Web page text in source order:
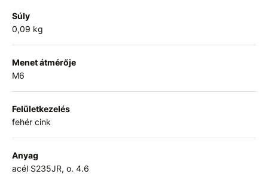
Súly
0,09 kg
Menet átmérője
M6
Felületkezelés
fehér cink
Anyag
acél S235JR, o. 4.6